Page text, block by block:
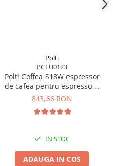
Polti
PCEU0123
Polti Coffea S18W espressor
de cafea pentru espresso și
cafea lungă, compatibil cu
rezervor detașabil de 0,85 l,
843,66 RON
IN STOC
ADAUGA IN COS